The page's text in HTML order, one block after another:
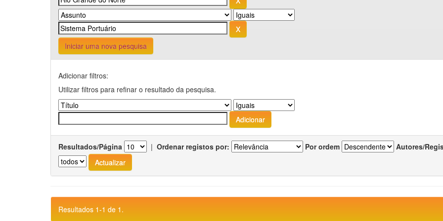
Iniciar uma nova pesquisa
Adicionar filtros:
Utilizar filtros para refinar o resultado da pesquisa.
Resultados/Página | Ordenar registos por: Por ordem Autores/
Resultados 1-1 de 1.